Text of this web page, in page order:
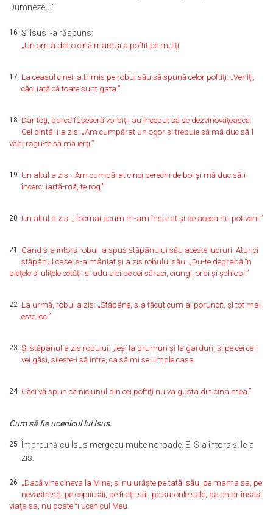
Dumnezeu!”
16 Şi Isus i-a răspuns:
„Un om a dat o cină mare şi a poftit pe mulţi.
17 La ceasul cinei, a trimis pe robul său să spună celor poftiţi: „Veniţi,
căci iată că toate sunt gata.”
18 Dar toţi, parcă fuseseră vorbiţi, au început să se dezvinovăţească.
Cel dintâi i-a zis: „Am cumpărat un ogor şi trebuie să mă duc să-l
văd; rogu-te să mă ierţi.”
19 Un altul a zis: „Am cumpărat cinci perechi de boi şi mă duc să-i
încerc: iartă-mă, te rog.”
20 Un altul a zis: „Tocmai acum m-am însurat şi de aceea nu pot veni.”
21 Când s-a întors robul, a spus stăpânului său aceste lucruri. Atunci
stăpânul casei s-a mâniat şi a zis robului său: „Du-te degrabă în
pieţele şi uliţele cetăţii şi adu aici pe cei săraci, ciungi, orbi şi şchiopi.”
22 La urmă, robul a zis: „Stăpâne, s-a făcut cum ai poruncit, şi tot mai
este loc.”
23 Şi stăpânul a zis robului: „Ieşi la drumuri şi la garduri, şi pe cei ce-i
vei găsi, sileşte-i să intre, ca să mi se umple casa.
24 Căci vă spun că niciunul din cei poftiţi nu va gusta din cina mea.”
Cum să fie ucenicul lui Isus.
25
Împreună cu Isus mergeau multe noroade. El S-a întors şi le-a
zis:
26 „Dacă vine cineva la Mine, şi nu urăşte pe tatăl său, pe mama sa, pe
nevasta sa, pe copiii săi, pe fraţii săi, pe surorile sale, ba chiar însăşi
viaţa sa, nu poate fi ucenicul Meu.